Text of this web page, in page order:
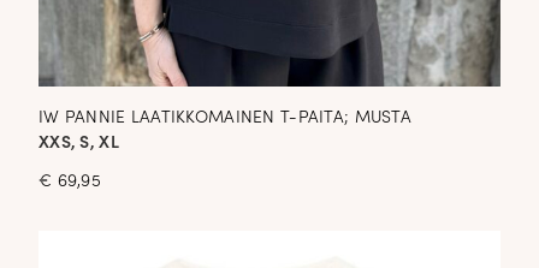
IW PANNIE LAATIKKOMAINEN T-PAITA; MUSTA
XXS, S, XL
€ 69,95